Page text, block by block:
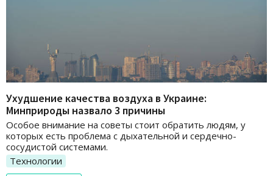
Ухудшение качества воздуха в Украине:
Минприроды назвало 3 причины
Особое внимание на советы стоит обратить людям, у
которых есть проблема с дыхательной и сердечно-
сосудистой системами.
Технологии